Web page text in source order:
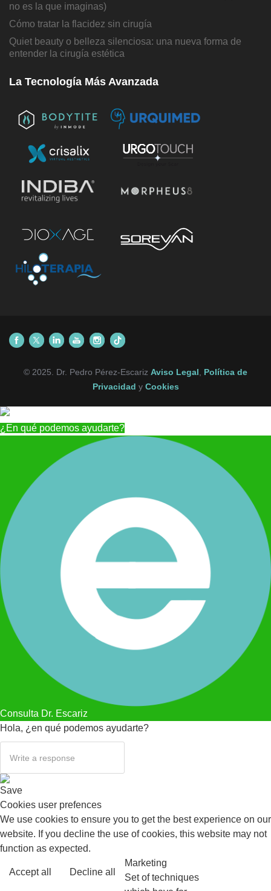
no es la que imaginas)
Cómo tratar la flacidez sin cirugía
Quiet beauty o belleza silenciosa: una nueva forma de
entender la cirugía estética
La Tecnología Más Avanzada
© 2025. Dr. Pedro Pérez-Escariz Aviso Legal
Política de
Privacidad y Cookies
¿En qué podemos ayudarte?
Consulta Dr. Escariz
Hola, ¿en qué podemos ayudarte?
Save
Cookies user prefences
We use cookies to ensure you to get the best experience on our
website. If you decline the use of cookies, this website may not
function as expected.
Accept all Decline all
Marketing
Set of techniques